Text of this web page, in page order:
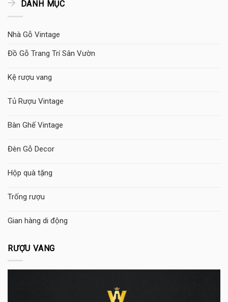
DANH MỤC
Nhà Gỗ Vintage
Đồ Gỗ Trang Trí Sân Vườn
Kệ rượu vang
Tủ Rượu Vintage
Bàn Ghế Vintage
Đèn Gỗ Decor
Hộp quà tặng
Trống rượu
Gian hàng di động
RƯỢU VANG